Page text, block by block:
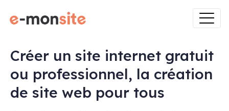
Créer un site internet gratuit
ou professionnel, la création
de site web pour tous